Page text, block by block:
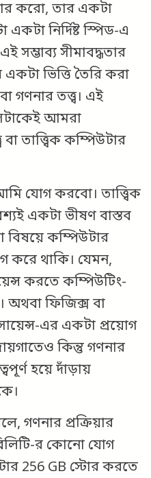
করো, তার একটা
একটা নির্দিষ্ট স্পিড-এ
সম্ভাব্য সীমাবদ্ধতার
একটা ভিত্তি তৈরি করা
গণনার তত্ত্ব। এই
আমরা
তাত্ত্বিক কম্পিউটার
যোগ করবো। তাত্ত্বিক
একটা ভীষণ বাস্তব
বিষয়ে কম্পিউটার
করে থাকি। যেমন,
করতে কম্পিউটিং-
অথবা ফিজিক্স বা
এর একটা প্রয়োগ
কিন্তু গণনার
হয়ে দাঁড়ায়
গণনার প্রক্রিয়ার
র কোনো যোগ
256 GB স্টোর করতে